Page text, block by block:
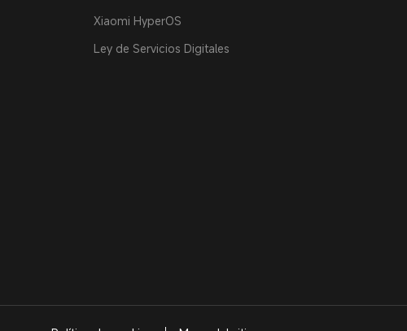
Xiaomi HyperOS
Ley de Servicios Digitales